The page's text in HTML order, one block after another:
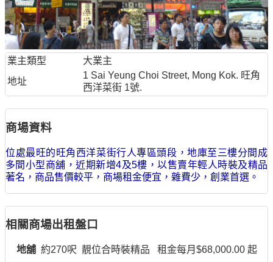
業主類型
大業主
地址
1 Sai Yeung Choi Street, Mong Kok. 旺角
西洋菜街 1號.
商場資料
位處最旺的旺角西洋菜街行人專區頭段，地庫至三樓分間成
多間小型商舖，近期新增4及5樓，以售賣年輕人時裝及精品
著名，商品售價較平，商場租金便宜，雜費少，創業首選。
相關商場出租盤口
地舖 約270呎 靚位合時裝精品 租金每月$68,000.00 起